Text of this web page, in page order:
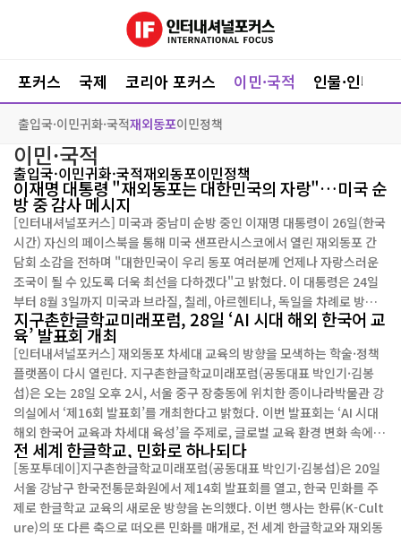
포커스 국제 코리아 포커스 이민·국적 인물·인터뷰
출입국·이민귀화·국적재외동포이민정책
이민·국적
출입국·이민귀화·국적재외동포이민정책
이재명 대통령 "재외동포는 대한민국의 자랑"…미국 순
방 중 감사 메시지
[인터내셔널포커스] 미국과 중남미 순방 중인 이재명 대통령이 26일(한국
시간) 자신의 페이스북을 통해 미국 샌프란시스코에서 열린 재외동포 간
담회 소감을 전하며 "대한민국이 우리 동포 여러분께 언제나 자랑스러운
조국이 될 수 있도록 더욱 최선을 다하겠다"고 밝혔다. 이 대통령은 24일
부터 8월 3일까지 미국과 브라질, 칠레, 아르헨티나, 독일을 차례로 방문
하는 11일간의 순방 일정을 소화하고 있다. 이 대통령은 샌프란시스코가
1883년 조선의 첫 공식 사절단인 보빙사가 미국 땅을 처음 밟은 역사적 장
소이자 도산 안창호 선생이 조국의 미래를 준비했던 곳이라며, 이러한 뜻
깊은 공간에서 재외동포들을 만나 더욱 의미 있는 시간을 가졌다고 전했
다. 이어 "선조들의 개척 정신을 이어받아 새로운 길을 두려워하지 않고,
혼자의 성공보다 함께 성장하는 가치를 실천해 온 덕분에 오늘날 우리 동
포들은 첨단기술...
지구촌한글학교미래포럼, 28일 ‘AI 시대 해외 한국어 교
육’ 발표회 개최
[인터내셔널포커스] 재외동포 차세대 교육의 방향을 모색하는 학술·정책
플랫폼이 다시 열린다. 지구촌한글학교미래포럼(공동대표 박인기·김봉
섭)은 오는 28일 오후 2시, 서울 중구 장충동에 위치한 종이나라박물관 강
의실에서 ‘제16회 발표회’를 개최한다고 밝혔다. 이번 발표회는 ‘AI 시대
해외 한국어 교육과 차세대 육성’을 주제로, 글로벌 교육 환경 변화 속에서
재외동포 교육의 현황을 점검하고 정책적 대안을 모색하는 데 초점을 맞춘
다. 2024년 7월 출범한 이 포럼은 재외동포 교육 현안을 지속적으로 다루
며 정책 제안의 장으로 자리 잡았다. 그동안 총 15차례 발표회를 통해 다양
한 지역 사례와 교육 모델을 공유해왔으며, 이번 행사는 그 연장선에서 AI
기반 교육 전환이라는 새로운 과제를 본격적으로 다룬다. 행사는 크게 네
전 세계 한글학교, 민화로 하나되다
[동포투데이]지구촌한글학교미래포럼(공동대표 박인기·김봉섭)은 20일
서울 강남구 한국전통문화원에서 제14회 발표회를 열고, 한국 민화를 주
제로 한글학교 교육의 새로운 방향을 논의했다. 이번 행사는 한류(K-Cult
ure)의 또 다른 축으로 떠오른 민화를 매개로, 전 세계 한글학교와 재외동